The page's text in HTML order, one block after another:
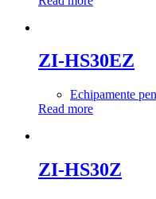
ZI-HS30EZ
Echipamente
Read more
ZI-HS30Z